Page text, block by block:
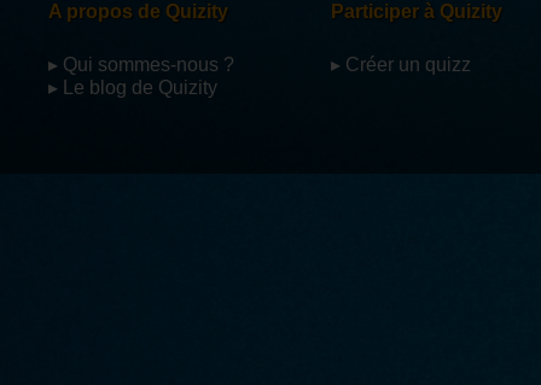
A propos de Quizity
▸ Qui sommes-nous ?
▸ Le blog de Quizity
Participer à Quizity
▸ Créer un quizz